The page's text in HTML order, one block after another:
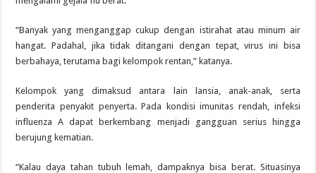
“Banyak yang menganggap cukup dengan istirahat atau minum air
hangat. Padahal, jika tidak ditangani dengan tepat, virus ini bisa
berbahaya, terutama bagi kelompok rentan,” katanya.
Kelompok yang dimaksud antara lain lansia, anak-anak, serta
penderita penyakit penyerta. Pada kondisi imunitas rendah, infeksi
influenza A dapat berkembang menjadi gangguan serius hingga
berujung kematian.
“Kalau daya tahan tubuh lemah, dampaknya bisa berat. Situasinya